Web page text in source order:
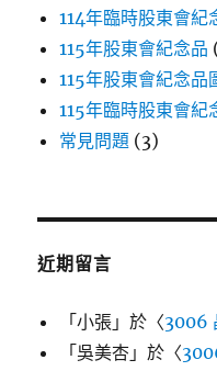
114年臨時股東會紀
115年股東會紀念品
115年股東會紀念品
115年臨時股東會紀
常見問題 (3)
近期留言
「小張 」於〈3006
「吳美杏 」於〈